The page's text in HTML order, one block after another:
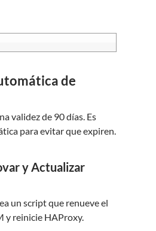
de
validez de 90 días. Es
para evitar que expiren.
y Actualizar
un script que renueve el
y reinicie HAProxy.